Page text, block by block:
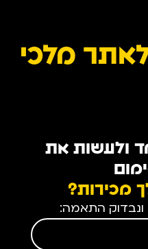
מלכי
ולעשות את
מכירות?
ונבדוק התאמה: